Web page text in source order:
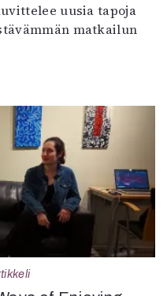
uusia tapoja
matkailun